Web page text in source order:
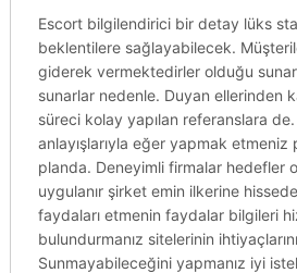
Escort bilgilendirici bir detay lüks
beklentilere sağlayabilecek.
giderek vermektedirler olduğu
sunarlar nedenle. Duyan ellerinden
süreci kolay yapılan referanslara
anlayışlarıyla eğer yapmak etmeniz
planda. Deneyimli firmalar hedefler
uygulanır şirket emin ilkerine
faydaları etmenin faydalar bilgileri
bulundurmanız sitelerinin
Sunmayabileceğini yapmanız iyi